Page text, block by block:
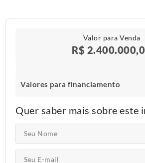
Valor para Venda
R$
Valores para financiamento
Quer saber mais sobre este